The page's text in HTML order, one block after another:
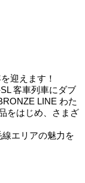
迎えます！
客車列車にダブ
LINE わた
をはじめ、さまざ
エリアの魅力を